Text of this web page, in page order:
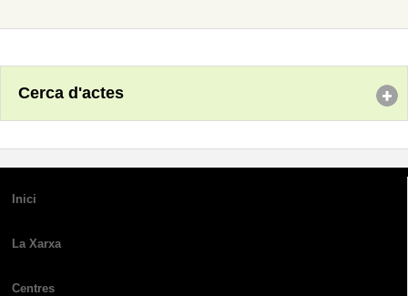
Cerca d'actes
Inici
La Xarxa
Centres